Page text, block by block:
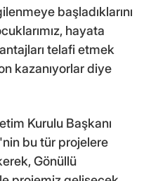
başladıklarını
hayata
telafi etmek
kazanıyorlar diye
Kurulu Başkanı
bu tür projelere
Gönüllü